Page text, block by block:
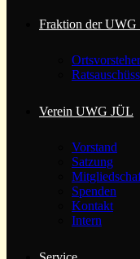
Fraktion der UWG
Ortsvorsteher
Verein UWG JÜL
Vorstand
Satzung
Spenden
Kontakt
Intern